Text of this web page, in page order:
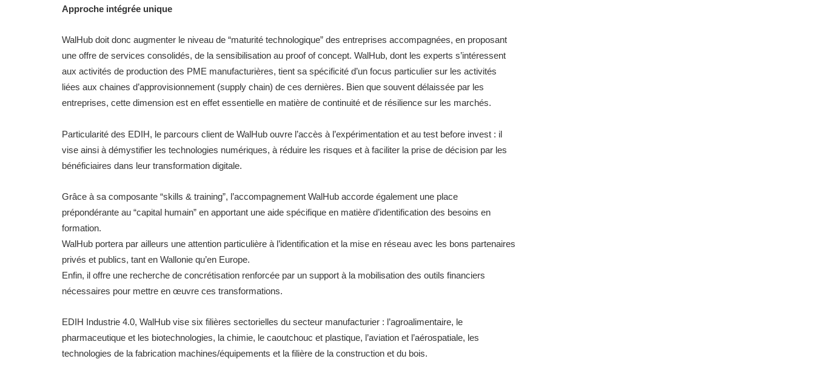
Approche intégrée unique
WalHub doit donc augmenter le niveau de “maturité technologique” des entreprises accompagnées, en proposant
une offre de services consolidés, de la sensibilisation au proof of concept. WalHub, dont les experts s’intéressent
aux activités de production des PME manufacturières, tient sa spécificité d’un focus particulier sur les activités
liées aux chaines d’approvisionnement (supply chain) de ces dernières. Bien que souvent délaissée par les
entreprises, cette dimension est en effet essentielle en matière de continuité et de résilience sur les marchés.
Particularité des EDIH, le parcours client de WalHub ouvre l’accès à l’expérimentation et au test before invest : il
vise ainsi à démystifier les technologies numériques, à réduire les risques et à faciliter la prise de décision par les
bénéficiaires dans leur transformation digitale.
Grâce à sa composante “skills & training”, l’accompagnement WalHub accorde également une place
prépondérante au “capital humain” en apportant une aide spécifique en matière d’identification des besoins en
formation.
WalHub portera par ailleurs une attention particulière à l’identification et la mise en réseau avec les bons partenaires
privés et publics, tant en Wallonie qu’en Europe.
Enfin, il offre une recherche de concrétisation renforcée par un support à la mobilisation des outils financiers
nécessaires pour mettre en œuvre ces transformations.
EDIH Industrie 4.0, WalHub vise six filières sectorielles du secteur manufacturier : l’agroalimentaire, le
pharmaceutique et les biotechnologies, la chimie, le caoutchouc et plastique, l’aviation et l’aérospatiale, les
technologies de la fabrication machines/équipements et la filière de la construction et du bois.